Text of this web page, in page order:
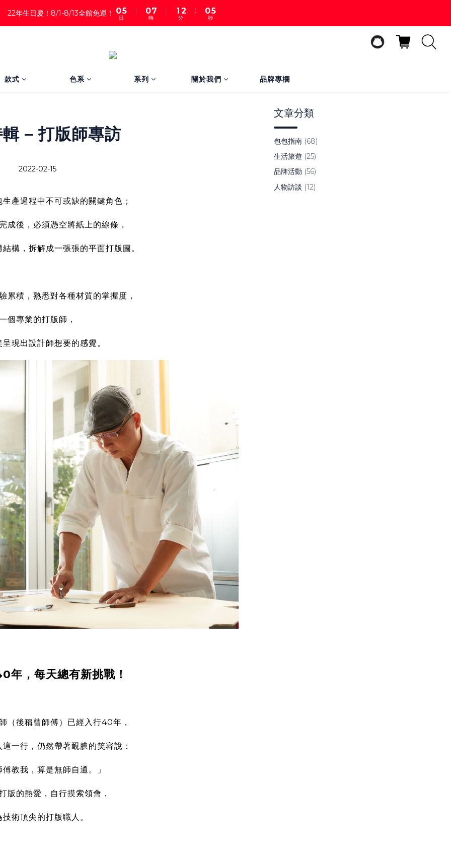
22年生日慶！8/1-8/13全館免運！
05
4
日
:
07
6
1
時
:
1
0
2
1
分
:
04
3
秒
款式 色系 系列 關於我們 品牌專欄
– 打版師專訪
2022-02-15
產過程中不可或缺的關鍵角色；
成後，必須憑空將紙上的線條，
構，拆解成一張張的平面打版圖。
累積，熟悉對各種材質的掌握度，
個專業的打版師，
現出設計師想要的感覺。
年，每天總有新挑戰！
（後稱曾師傅）已經入行40年，
一行， 仍然帶著靦腆的笑容說：
教我，算是無師自通。」
版的熱愛，自行摸索領會，
技術頂尖的打版職人。
文章分類
包包指南 (68)
生活旅遊 (25)
品牌活動 (56)
人物訪談 (12)